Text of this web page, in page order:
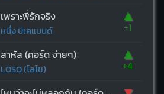
เพราะพี่รักจริง
หนึ่ง บีเคแบนด์
▲
+1
สาหัส (คอร์ด ง่ายๆ)
LOSO (โลโซ)
▲
+4